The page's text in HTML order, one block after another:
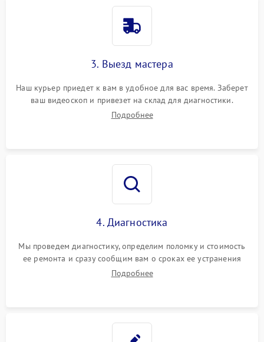
3. Выезд мастера
Наш курьер приедет к вам в удобное для вас время. Заберет
ваш видеоскоп и привезет на склад для диагностики.
Подробнее
4. Диагностика
Мы проведем диагностику, определим поломку и стоимость
ее ремонта и сразу сообщим вам о сроках ее устранения
Подробнее